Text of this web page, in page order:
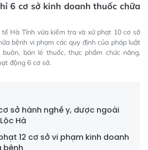
6 cơ sở kinh doanh thuốc chữa
Hà Tĩnh vừa kiểm tra và xử phạt 10 cơ sở
bệnh vi phạm các quy định của pháp luật
bán lẻ thuốc, thực phẩm chức năng,
động 6 cơ sở.
sở hành nghề y, dược ngoài
Hà
12 cơ sở vi phạm kinh doanh